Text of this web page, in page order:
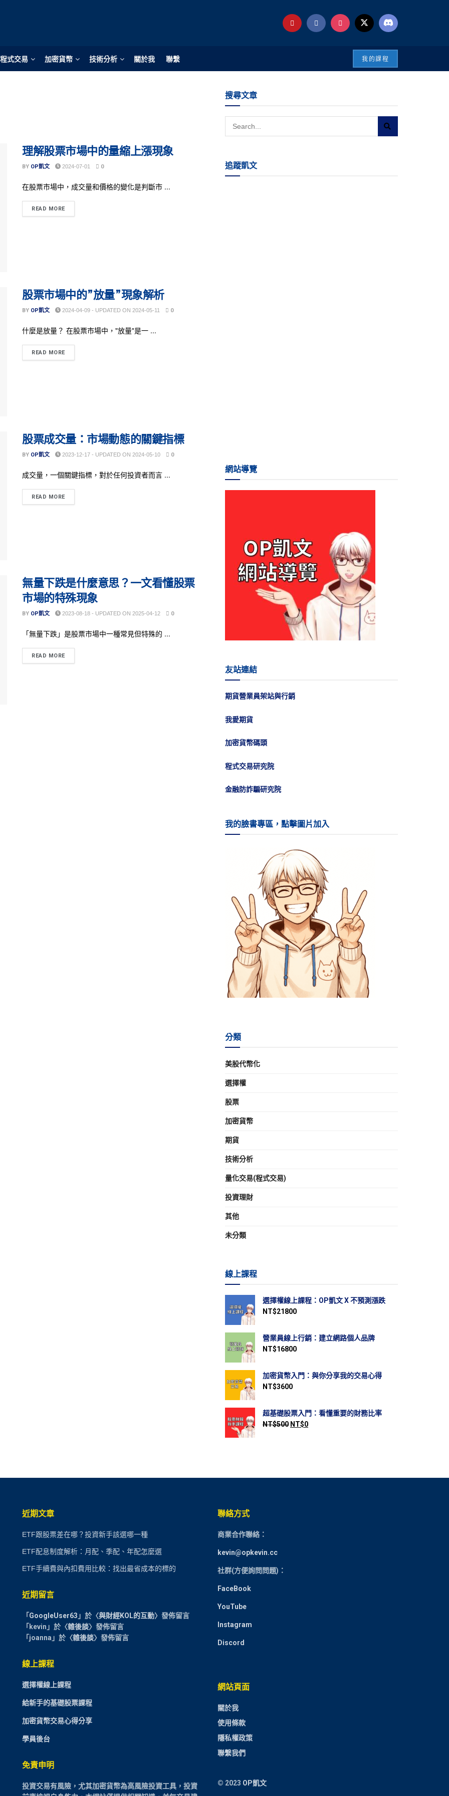
程式交易 加密貨幣 技術分析 關於我 聯繫 我的課程
理解股票市場中的量縮上漲現象
BY OP凱文 2024-07-01 0
在股票市場中，成交量和價格的變化是判斷市 ...
READ MORE
股票市場中的”放量”現象解析
BY OP凱文 2024-04-09 - UPDATED ON 2024-05-11 0
什麼是放量？ 在股票市場中，"放量"是一 ...
READ MORE
股票成交量：市場動態的關鍵指標
BY OP凱文 2023-12-17 - UPDATED ON 2024-05-10 0
成交量，一個關鍵指標，對於任何投資者而言 ...
READ MORE
無量下跌是什麼意思？一文看懂股票
市場的特殊現象
BY OP凱文 2023-08-18 - UPDATED ON 2025-04-12 0
「無量下跌」是股票市場中一種常見但特殊的 ...
READ MORE
搜尋文章
追蹤凱文
網站導覽
友站連結
期貨營業員架站與行銷
我愛期貨
加密貨幣碼頭
程式交易研究院
金融防詐騙研究院
我的臉書專區，點擊圖片加入
分類
美股代幣化
選擇權
股票
加密貨幣
期貨
技術分析
量化交易(程式交易)
投資理財
其他
未分類
線上課程
選擇權線上課程：OP凱文 X 不預測漲跌
NT$21800
營業員線上行銷：建立網路個人品牌
NT$16800
加密貨幣入門：與你分享我的交易心得
NT$3600
超基礎股票入門：看懂重要的財務比率
NT$500 NT$0
近期文章
ETF跟股票差在哪？投資新手該選哪一種
ETF配息制度解析：月配、季配、年配怎麼選
ETF手續費與內扣費用比較：找出最省成本的標的
近期留言
「 GoogleUser63 」於〈與財經KOL的互動〉發佈留言
「 kevin 」於〈雜後談〉發佈留言
「 joanna 」於〈雜後談〉發佈留言
線上課程
選擇權線上課程
給新手的基礎股票課程
加密貨幣交易心得分享
學員後台
免責申明
投資交易有風險，尤其加密貨幣為高風險投資工具，投資
聯絡方式
商業合作聯絡：
kevin@opkevin.cc
社群(方便詢問問題)：
FaceBook
YouTube
Instagram
Discord
網站頁面
關於我
使用條款
隱私權政策
聯繫我們
© 2023 OP凱文